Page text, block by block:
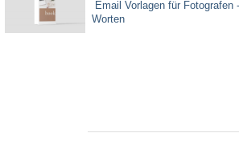
Email Vorlagen für
Worten